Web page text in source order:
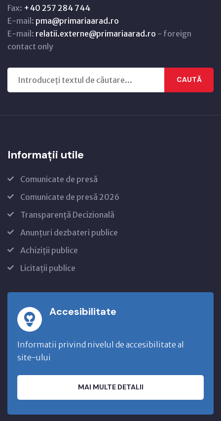
Fax: +40 257 284 744
E-mail: pma@primariaarad.ro
E-mail: relatii.externe@primariaarad.ro - foreign
contact only
CAUTĂ
Informații utile
Comunicate de presă
Comunicate de presă 2026
Transparență Decizională
Anunțuri dezbateri publice
Achiziții publice
Licitații publice
Accesibilitate
Informatii privind nivelul de accesibilitate al
site-ului
MAI MULTE DETALII